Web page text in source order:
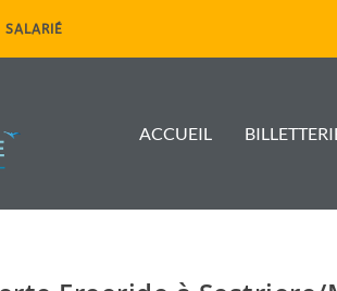
SALARIÉ
ACCUEIL